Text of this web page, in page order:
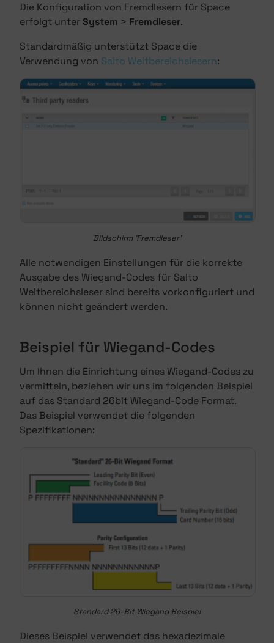
Die Konfiguration von Fremdlesern für Space
erfolgt unterSystem > Fremdleser.
Standardmäßig unterstützt Space die
Verwendung von Salto Weitbereichslesern:
Bildschirm 'Fremdleser'
Alle notwendigen Einstellungen für die korrekte
Ausgabe des Wiegand-Codes für Salto
Weitbereichsleser sind bereits vorkonfiguriert und
können nicht geändert werden.
Beispiel für Wiegand-Codes
Um Ihnen die Einrichtung eines Wiegand-Codes zu
vermitteln, beziehen wir uns im folgenden Beispiel
auf das Standard 26bit Wiegand-Code Format.
Das Beispiel verwendet die folgenden
Spezifikationen:
Standard 26-Bit Wiegand Beispiel
Dieses Beispiel verwendet das hexadezimale